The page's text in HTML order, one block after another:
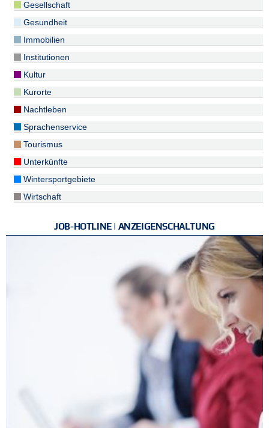
Gesellschaft
Gesundheit
Immobilien
Institutionen
Kultur
Kurorte
Nachtleben
Sprachenservice
Tourismus
Unterkünfte
Wintersportgebiete
Wirtschaft
JOB-HOTLINE | ANZEIGENSCHALTUNG